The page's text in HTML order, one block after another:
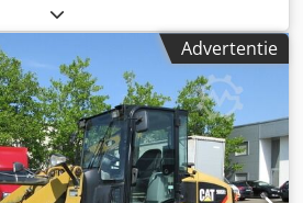
, Uitrusting:
, CATERPILLAR 308D Bouwjaar 2011
Gesloten cabine Airconditioning
van de arm: 2,20 m
voor hamer, grijper en schaar
1x bak – 750 mm breed
circa 60% over Grondplaten
de beschermplaat Mitsubishi
Amepfx Agujk CE-keurmerk
Advertentie